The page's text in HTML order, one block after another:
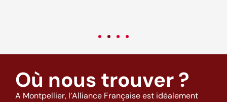
Où nous trouver ?
A Montpellier, l’Alliance Française est idéalement